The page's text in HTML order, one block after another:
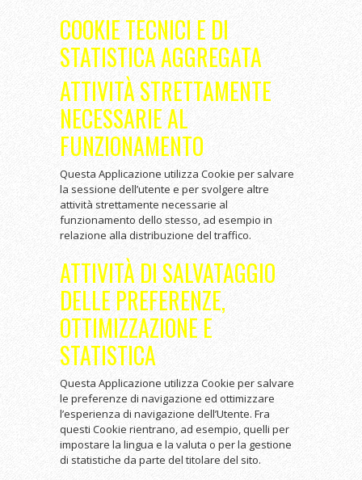
COOKIE TECNICI E DI
STATISTICA AGGREGATA
ATTIVITÀ STRETTAMENTE
NECESSARIE AL
FUNZIONAMENTO
Questa Applicazione utilizza Cookie per salvare
la sessione dell’utente e per svolgere altre
attività strettamente necessarie al
funzionamento dello stesso, ad esempio in
relazione alla distribuzione del traffico.
ATTIVITÀ DI SALVATAGGIO
DELLE PREFERENZE,
OTTIMIZZAZIONE E
STATISTICA
Questa Applicazione utilizza Cookie per salvare
le preferenze di navigazione ed ottimizzare
l’esperienza di navigazione dell’Utente. Fra
questi Cookie rientrano, ad esempio, quelli per
impostare la lingua e la valuta o per la gestione
di statistiche da parte del titolare del sito.